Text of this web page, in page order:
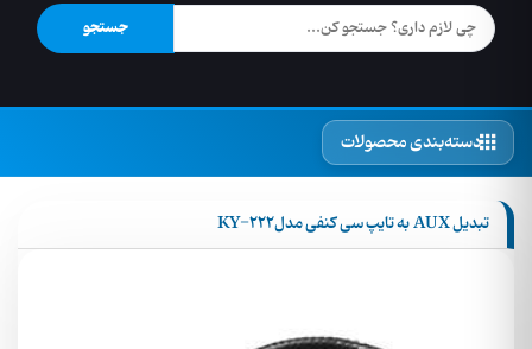
جستجو
دسته‌بندی محصولات
تبدیل AUX به تایپ سی کنفی مدلKY-۲۲۲